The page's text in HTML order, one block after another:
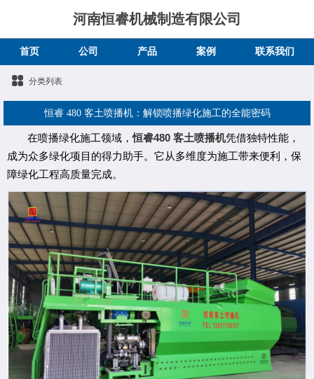
河南恒睿机械制造有限公司
首页 公司 产品 案例 联系我们
分类列表
恒睿 480 客土喷播机：解锁喷播绿化施工的全能密码
在喷播绿化施工领域，恒睿480 客土喷播机凭借独特性能，
成为众多绿化项目的得力助手。它从多维度为施工带来便利，保
障绿化工程高质量完成。